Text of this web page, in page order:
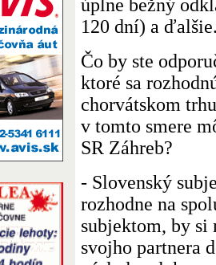
úplne bežný
120 dní) a
Čo by ste
ktoré sa
chorvátskom
v tomto smere
SR Záhreb?
- Slovenský
rozhodne na
subjektom, by si
svojho partnera